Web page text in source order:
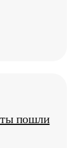
пошли